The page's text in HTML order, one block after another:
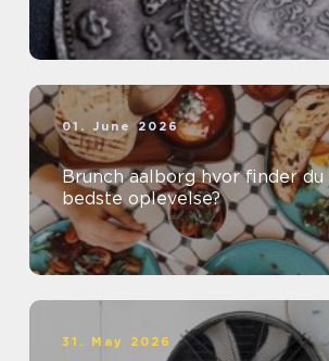
01. June 2026
Brunch aalborg hvor finder du den
bedste oplevelse?
31. May 2026